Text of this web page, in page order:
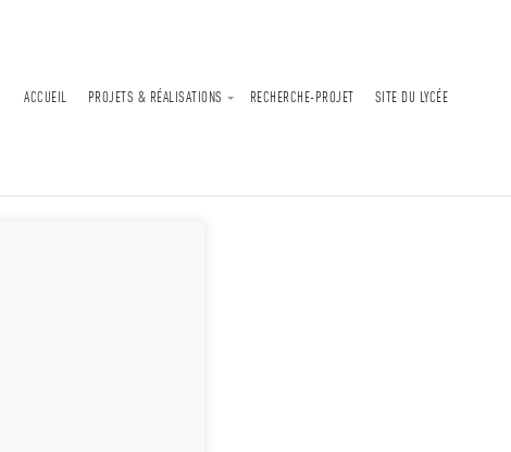
ACCUEIL PROJETS & RÉALISATIONS RECHERCHE-PROJET SITE DU LYCÉE